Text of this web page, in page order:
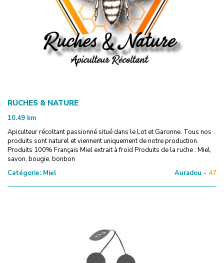
RUCHES & NATURE
10.49 km
Apiculteur récoltant passionné situé dans le Lot et Garonne. Tous nos
produits sont naturel et viennent uniquement de notre production.
Produits 100% Français Miel extrait à froid Produits de la ruche : Miel,
savon, bougie, bonbon
Catégorie: Miel Auradou - 47